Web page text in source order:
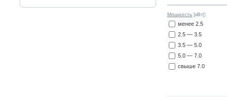
Мощность [кВт]:
менее 2.5
2.5 — 3.5
3.5 — 5.0
5.0 — 7.0
свыше 7.0